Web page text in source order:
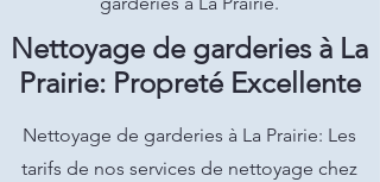
Nettoyage de garderies à La
Prairie: Propreté Excellente
Nettoyage de garderies à La Prairie: Les
tarifs de nos services de nettoyage chez